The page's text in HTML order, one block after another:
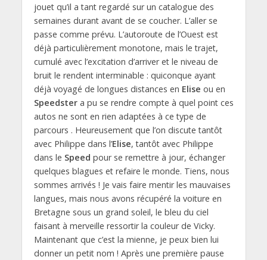
jouet qu’il a tant regardé sur un catalogue des
semaines durant avant de se coucher. L’aller se
passe comme prévu. L’autoroute de l’Ouest est
déjà particulièrement monotone, mais le trajet,
cumulé avec l’excitation d’arriver et le niveau de
bruit le rendent interminable : quiconque ayant
déjà voyagé de longues distances en Elise ou en
Speedstera pu se rendre compte à quel point ces
autos ne sont en rien adaptées à ce type de
parcours . Heureusement que l’on discute tantôt
avec Philippe dans l’Elise, tantôt avec Philippe
dans le Speed pour se remettre à jour, échanger
quelques blagues et refaire le monde. Tiens, nous
sommes arrivés ! Je vais faire mentir les mauvaises
langues, mais nous avons récupéré la voiture en
Bretagne sous un grand soleil, le bleu du ciel
faisant à merveille ressortir la couleur de Vicky.
Maintenant que c’est la mienne, je peux bien lui
donner un petit nom ! Après une première pause